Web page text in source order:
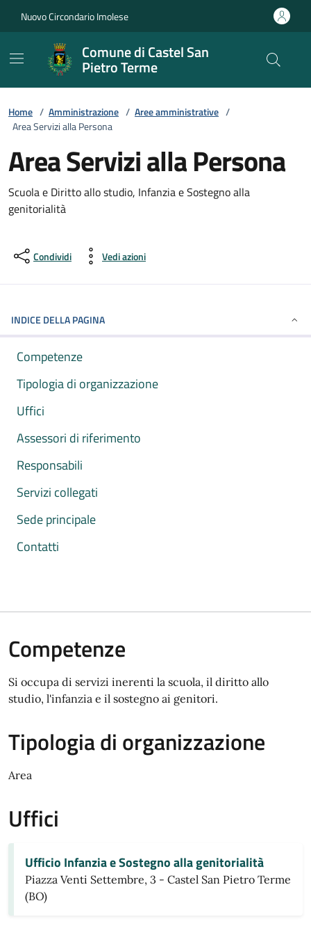
Nuovo Circondario Imolese
Comune di Castel San
Pietro Terme
Home / Amministrazione / Aree amministrative /
Area Servizi alla Persona
Area Servizi alla Persona
Scuola e Diritto allo studio, Infanzia e Sostegno alla
genitorialità
Condividi Vedi azioni
INDICE DELLA PAGINA
Competenze
Tipologia di organizzazione
Uffici
Assessori di riferimento
Responsabili
Servizi collegati
Sede principale
Contatti
Competenze
Si occupa di servizi inerenti la scuola, il diritto allo
studio, l'infanzia e il sostegno ai genitori.
Tipologia di organizzazione
Area
Uffici
Ufficio Infanzia e Sostegno alla genitorialità
Piazza Venti Settembre, 3 - Castel San Pietro Terme
(BO)